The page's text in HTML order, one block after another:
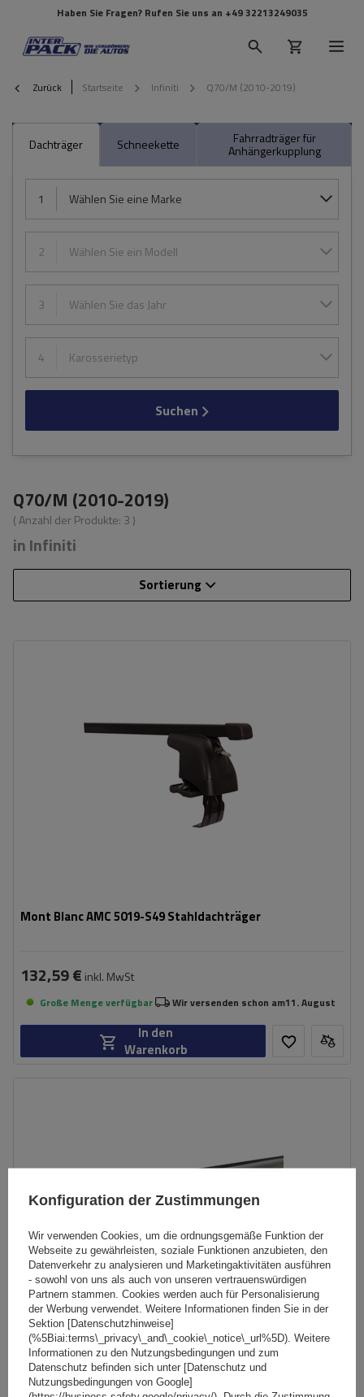
Haben Sie Fragen? Rufen Sie uns an +49 32213249035
Zurück Startseite Infiniti Q70/M (2010-2019)
Dachträger Schneekette Fahrradträger für
Anhängerkupplung
1 Wählen Sie eine Marke
2 Wählen Sie ein Modell
3 Wählen Sie das Jahr
4 Karosserietyp
Suchen
Q70/M (2010-2019)
( Anzahl der Produkte: 3 )
in Infiniti
Sortierung
Mont Blanc AMC 5019-S49 Stahldachträger
132,59 € inkl. MwSt
Große Menge verfügbar Wir versenden schon am11. August
In den
Warenkorb
Mont Blanc AMC 5019-A49 Aluminium-Dachgepäckträger
Konfiguration der Zustimmungen
Wir verwenden Cookies, um die ordnungsgemäße Funktion der
Webseite zu gewährleisten, soziale Funktionen anzubieten, den
Datenverkehr zu analysieren und Marketingaktivitäten ausführen
- sowohl von uns als auch von unseren vertrauenswürdigen
Partnern stammen. Cookies werden auch für Personalisierung
der Werbung verwendet. Weitere Informationen finden Sie in der
Sektion [Datenschutzhinweise]
(%5Biai:terms\_privacy\_and\_cookie\_notice\_url%5D). Weitere
Informationen zu den Nutzungsbedingungen und zum
Datenschutz befinden sich unter [Datenschutz und
Nutzungsbedingungen von Google]